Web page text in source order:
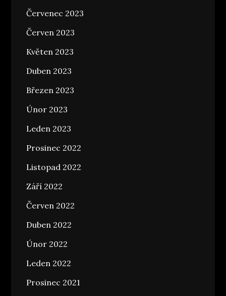
Červenec 2023
Červen 2023
Květen 2023
Duben 2023
Březen 2023
Únor 2023
Leden 2023
Prosinec 2022
Listopad 2022
Září 2022
Červen 2022
Duben 2022
Únor 2022
Leden 2022
Prosinec 2021